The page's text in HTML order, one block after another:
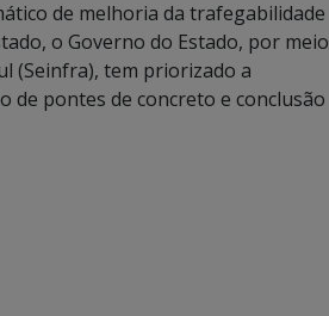
de melhoria da trafegabilidade
o Governo do Estado, por meio
(Seinfra), tem priorizado a
de pontes de concreto e conclusão